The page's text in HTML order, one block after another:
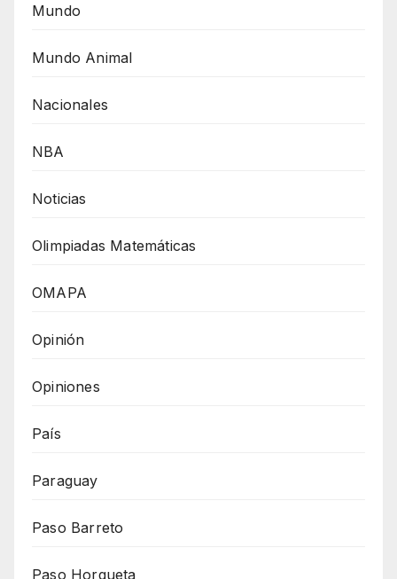
Mundo
Mundo Animal
Nacionales
NBA
Noticias
Olimpiadas Matemáticas
OMAPA
Opinión
Opiniones
País
Paraguay
Paso Barreto
Paso Horqueta